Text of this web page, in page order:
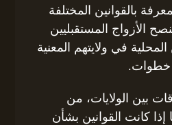
بالقوانين المختلفة
الأزواج المستقبليين
في ولايتهم المعنية
خطوات.
بين الولايات، من
إذا كانت القوانين بشأن